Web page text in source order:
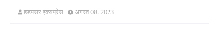
हडपसर एक्सप्रेस अगस्त 08, 2023